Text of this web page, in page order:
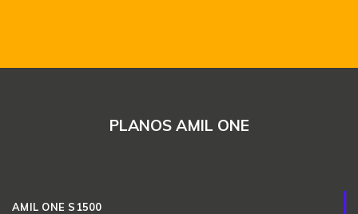
PLANOS AMIL ONE
AMIL ONE S1500